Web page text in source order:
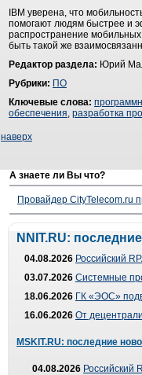
IBM уверена, что
помогают людям быстрее и
распространение
быть такой же
Редактор раздела: Юрий
Рубрики: ПО
Ключевые слова:
обеспечения, разработка
наверх
А знаете ли Вы что?
Провайдер CityTelecom.ru
NNIT.RU:
04.08.2026 Российский
03.07.2026 Системные
18.06.2026 ГК «ЭОС»
16.06.2026 От
MSKIT.RU: последние
04.08.2026 Российский